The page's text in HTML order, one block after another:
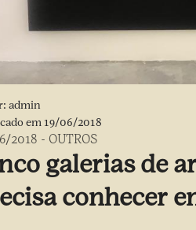
admin
em19/06/2018
2018 - OUTROS
galerias de
conhecer